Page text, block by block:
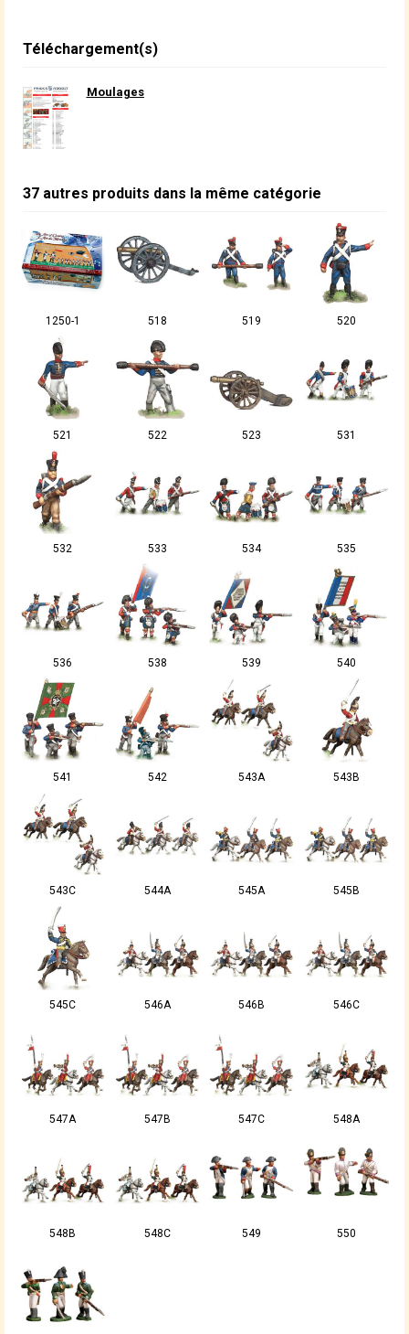
Téléchargement(s)
Moulages
37 autres produits dans la même catégorie
1250-1 518 519 520
521 522 523 531
532 533 534 535
536 538 539 540
541 542 543A 543B
543C 544A 545A 545B
545C 546A 546B 546C
547A 547B 547C 548A
548B 548C 549 550